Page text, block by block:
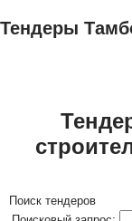
Тендеры
Поиск тендеров